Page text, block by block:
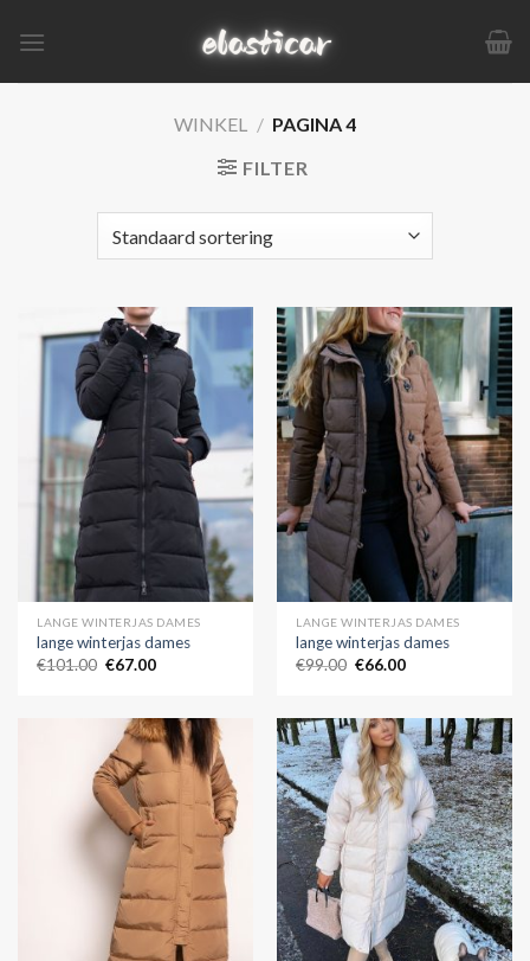
naar
WINKEL / PAGINA 4
FILTER
LANGE WINTERJAS DAMES
lange winterjas dames
€101.00 €67.00
LANGE WINTERJAS DAMES
lange winterjas dames
€99.00 €66.00